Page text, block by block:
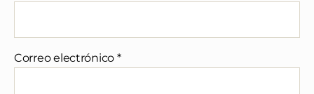
Correo electrónico *